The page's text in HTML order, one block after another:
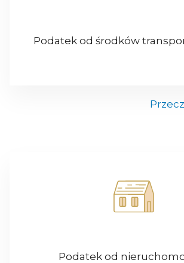
Podatek od środków
Podatek od